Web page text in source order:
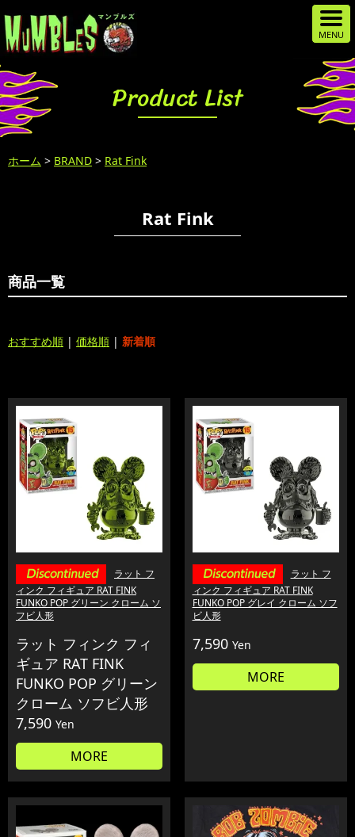
Product List
ホーム > BRAND > Rat Fink
Rat Fink
商品一覧
おすすめ順 | 価格順 | 新着順
ラット フ
ィンク フィギュア RAT FINK
FUNKO POP グリーン クローム ソ
フビ人形
ラット フィンク フィ
ギュア RAT FINK
FUNKO POP グリーン
クローム ソフビ人形
7,590 Yen
MORE
ラット フ
ィンク フィギュア RAT FINK
FUNKO POP グレイ クローム ソフ
ビ人形
7,590 Yen
MORE